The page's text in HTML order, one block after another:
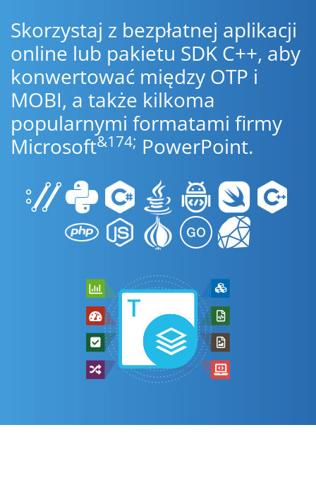
Skorzystaj z bezpłatnej aplikacji
online lub pakietu SDK C++, aby
konwertować między OTP i
MOBI, a także kilkoma
popularnymi formatami firmy
Microsoft&174; PowerPoint.